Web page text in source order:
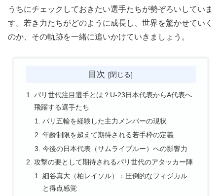
うちにチェックしておきたい選手たちが勢ぞろいしていま
す。若き力たちがどのように成長し、世界を驚かせていく
のか、その軌跡を一緒に追いかけていきましょう。
目次
パリ世代注目選手とは？U-23日本代表からA代表へ
飛躍する選手たち
パリ五輪を経験した主力メンバーの現状
年齢制限を超えて期待される若手枠の定義
今後の日本代表（サムライブルー）への影響力
攻撃の要として期待されるパリ世代のアタッカー陣
細谷真大（柏レイソル）：圧倒的なフィジカル
と得点感覚